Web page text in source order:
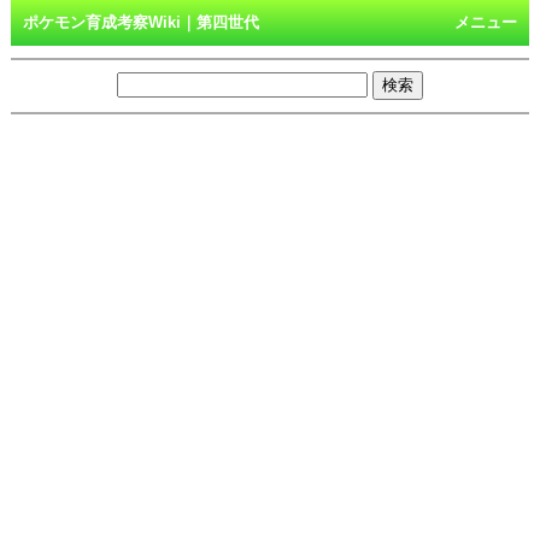
メニュー
ポケモン育成考察Wiki｜第四世代